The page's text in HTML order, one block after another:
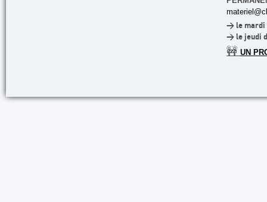
> le mardi
> le jeudi
🚧 UN